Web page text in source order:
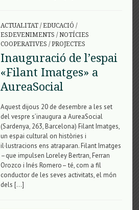
ACTUALITAT/EDUCACIÓ /
ESDEVENIMENTS /NOTÍCIES
COOPERATIVES /PROJECTES
Inauguració de l’espai
«Filant Imatges» a
AureaSocial
Aquest dijous 20 de desembre a les set
del vespre s’inaugura a AureaSocial
(Sardenya, 263, Barcelona) Filant Imatges,
un espai cultural on històries i
il·lustracions ens atraparan. Filant Imatges
–que impulsen Loreley Bertran, Ferran
Orozco i Inés Romero– té, com a fil
conductor de les seves activitats, el món
dels […]